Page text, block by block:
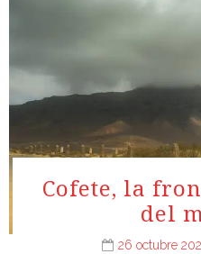
Cofete, la
del
26 octubre